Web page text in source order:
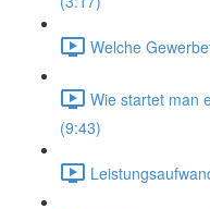
Welche
Wie startet man
(9:43)